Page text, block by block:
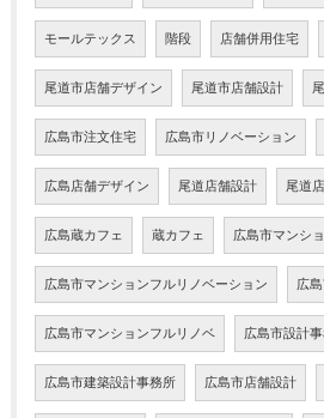
モールテックス 階段 店舗併用住宅
尾道市店舗デザイン 尾道市店舗設計
広島市注文住宅 広島市リノベーション
広島店舗デザイン 尾道店舗設計 尾道
広島蔵カフェ 蔵カフェ 広島市マンシ
広島市マンションフルリノベーション 広
広島市マンションフルリノベ 広島市設計
広島市建築設計事務所 広島市店舗設計